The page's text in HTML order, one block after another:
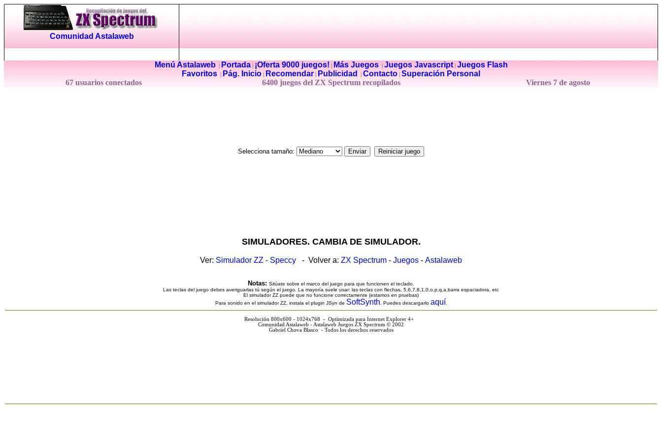
Comunidad Astalaweb
Menú Astalaweb| Portada| ¡Oferta 9000 juegos! Más Juegos| Juegos Javascript| Juegos Flash
Favoritos
Pág. Inicio Recomendar Publicidad Contacto Superación Personal
67 usuarios conectados
6400 juegos del ZX Spectrum recopilados Viernes 7 de agosto
Selecciona tamaño:
SIMULADORES. CAMBIA DE SIMULADOR.
Ver: Simulador ZZ - Speccy - Volver a: ZX Spectrum - Juegos - Astalaweb
Notas: Sitúate sobre el marco del juego para que funcionen el teclado.
Las teclas del juego debes averiguarlas tú según el juego. La mayoría suele usar: las teclas con flechas, 5,6,7,8,1,0,o,p,q,a,barra espaciadora, etc
El simulador ZZ puede que no funcione correctamente (estamos en pruebas)
Para sonido en el simulador ZZ, instala el plugin JSyn de SoftSynth . Puedes descargarlo aquí
Resolución 800x600 - 1024x768 - Optimizada para Internet Explorer 4+
Comunidad Astalaweb - Astalaweb Juegos ZX Spectrum © 2002
Gabriel Chova Blasco - Todos los derechos reservados